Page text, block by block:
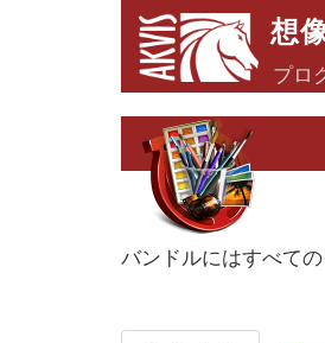
想
プロ
バンドルにはすべての